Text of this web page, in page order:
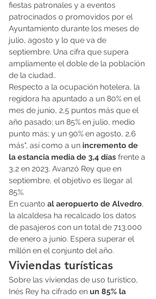
fiestas patronales y a eventos
patrocinados o promovidos por el
Ayuntamiento durante los meses de
julio, agosto y lo que va de
septiembre. Una cifra que supera
ampliamente el doble de la población
de la ciudad..
Respecto a la ocupación hotelera, la
regidora ha apuntado a un 80% en el
mes de junio, 2,5 puntos más que el
año pasado; un 85% en julio, medio
punto más; y un 90% en agosto, 2,6
más", así como a un incremento de
la estancia media de 3,4 días frente a
3,2 en 2023. Avanzó Rey que en
septiembre, el objetivo es llegar al
85%.
En cuanto al aeropuerto de Alvedro,
la alcaldesa ha recalcado los datos
de pasajeros con un total de 713.000
de enero a junio. Espera superar el
millón en el conjunto del año.
Viviendas turísticas
Sobre las viviendas de uso turístico,
Inés Rey ha cifrado en un 85% la